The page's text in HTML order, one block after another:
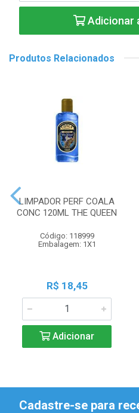
Adicionar
Produtos Relacionados
LIMPADOR PERF COALA
CONC 120ML THE QUEEN
Código: 118999
Embalagem: 1X1
R$ 18,45
Adicionar
Cadastre-se para